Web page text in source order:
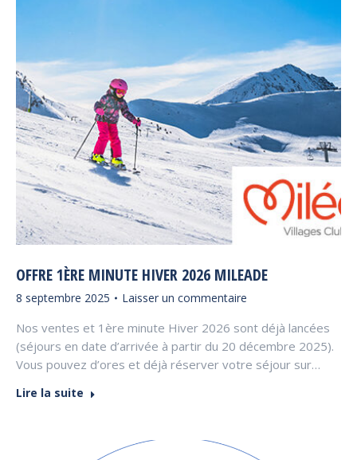
OFFRE 1ÈRE MINUTE HIVER 2026 MILEADE
8 septembre 2025 Laisser un commentaire
Nos ventes et 1ère minute Hiver 2026 sont déjà lancées
(séjours en date d’arrivée à partir du 20 décembre 2025).
Vous pouvez d’ores et déjà réserver votre séjour sur…
Lire la suite